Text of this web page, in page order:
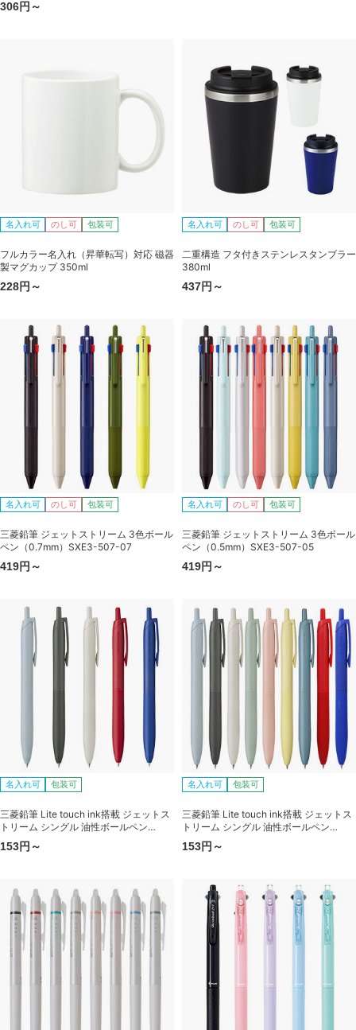
306円～
名入れ可 のし可 包装可
フルカラー名入れ（昇華転写）対応 磁器
製マグカップ 350ml
228円～
名入れ可 のし可 包装可
二重構造 フタ付きステンレスタンブラー
380ml
437円～
名入れ可 のし可 包装可
三菱鉛筆 ジェットストリーム 3色ボール
ペン（0.7mm）SXE3-507-07
419円～
名入れ可 のし可 包装可
三菱鉛筆 ジェットストリーム 3色ボール
ペン（0.5mm）SXE3-507-05
419円～
名入れ可 包装可
三菱鉛筆 Lite touch ink搭載 ジェットス
トリーム シングル 油性ボールペン
（0.7mm） SXN-LS-07
153円～
名入れ可 包装可
三菱鉛筆 Lite touch ink搭載 ジェットス
トリーム シングル 油性ボールペン
（0.5mm） SXN-LS-05
153円～